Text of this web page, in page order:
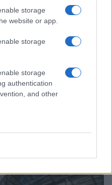
storage
website or app.
storage
storage
authentication
and other
Scozia per i giochi del